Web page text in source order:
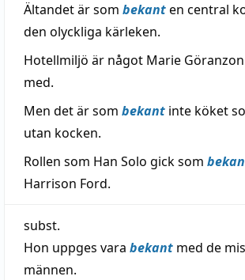
Ältandet är som bekanten central
den olyckliga kärleken.
Hotellmiljö är något Marie
med.
Men det är som bekant inte köket
utan kocken.
Rollen som Han Solo gick som
Harrison Ford.
subst.
Hon uppges vara bekant med de
männen.